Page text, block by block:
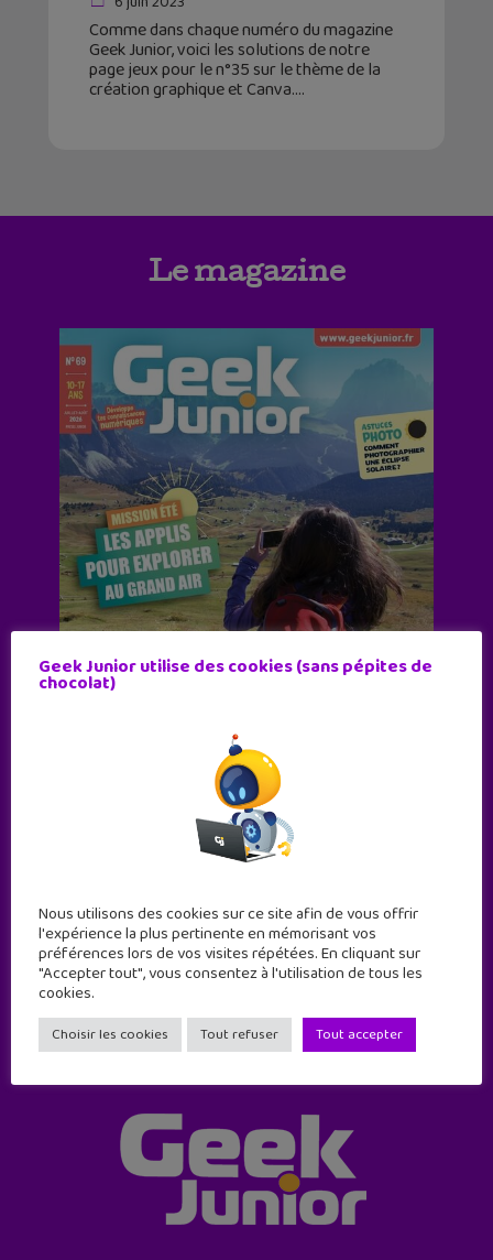
Comme dans chaque numéro du magazine
Geek Junior, voici les solutions de notre
page jeux pour le n°35 sur le thème de la
création graphique et Canva.
Le magazine
11 numéros par an
JE M'ABONNE !
Geek Junior utilise des cookies (sans pépites de
chocolat)
Nous utilisons des cookies sur ce site afin de vous offrir
l'expérience la plus pertinente en mémorisant vos
préférences lors de vos visites répétées. En cliquant sur
"Accepter tout", vous consentez à l'utilisation de tous les
cookies.
Choisir les cookies Tout refuser Tout accepter